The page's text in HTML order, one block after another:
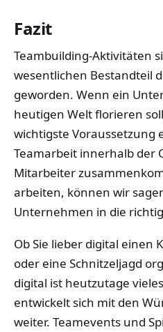
Fazit
Teambuilding-Aktivitäten
wesentlichen Bestandteil
geworden. Wenn ein
heutigen Welt florieren
wichtigste Voraussetzung
Teamarbeit innerhalb der
Mitarbeiter
arbeiten, können wir
Unternehmen in die
Ob Sie lieber digital einen
oder eine Schnitzeljagd
digital ist heutzutage
entwickelt sich mit den
weiter. Teamevents und